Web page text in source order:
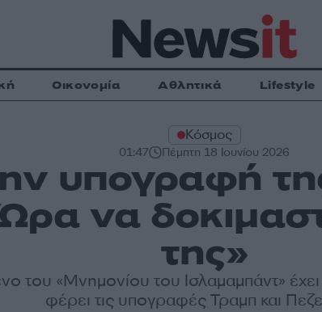
Οικονομία Αθλητικά Lifestyle
Κόσμος
01:47 Πέμπτη 18 Ιουνίου 2026
υπογραφή
να
της»
του «Μνημονίου του Ισλαμαμπάντ» έχει
φέρει τις υπογραφές Τραμπ και